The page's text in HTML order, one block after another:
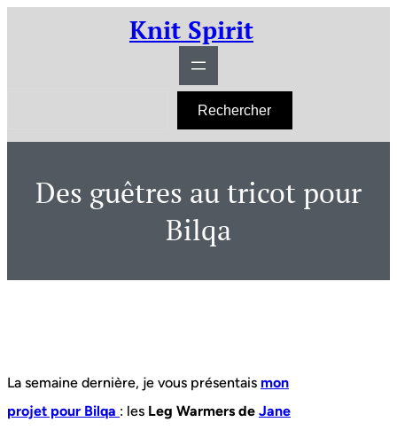
Knit Spirit
h
Rechercher
Des guêtres au tricot pour
Bilqa
La semaine dernière, je vous présentais mon
projet pour Bilqa : les Leg Warmers de Jane